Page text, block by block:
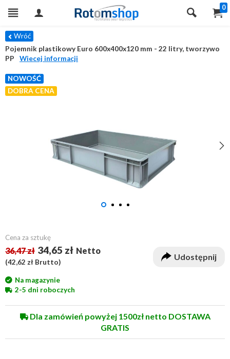
0
Wróć
Pojemnik plastikowy Euro 600x400x120 mm - 22 litry, tworzywo
PP
Wiecej informacji
NOWOŚĆ
DOBRA CENA
Cena za sztukę
36,47 zł 34,65 zł Netto
(42,62 zł Brutto)
Udostępnij
Na magazynie
2-5 dni roboczych
Dla zamówień powyżej 1500zł netto DOSTAWA
GRATIS